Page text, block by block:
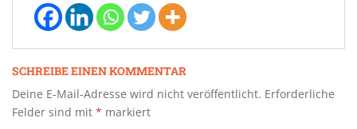
SCHREIBE EINEN KOMMENTAR
Deine E-Mail-Adresse wird nicht veröffentlicht. Erforderliche
Felder sind mit * markiert